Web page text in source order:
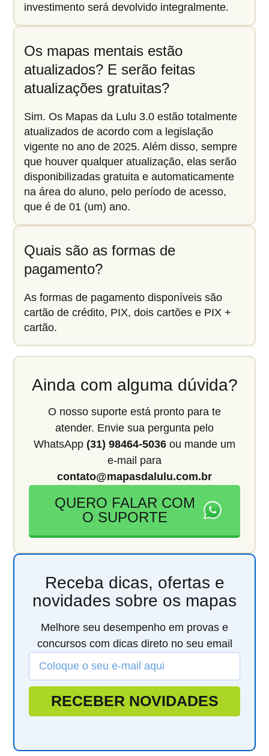
investimento será devolvido integralmente.
Os mapas mentais estão
atualizados? E serão feitas
atualizações gratuitas?
Sim. Os Mapas da Lulu 3.0 estão totalmente
atualizados de acordo com a legislação
vigente no ano de 2025. Além disso, sempre
que houver qualquer atualização, elas serão
disponibilizadas gratuita e automaticamente
na área do aluno, pelo período de acesso,
que é de 01 (um) ano.
Quais são as formas de
pagamento?
As formas de pagamento disponíveis são
cartão de crédito, PIX, dois cartões e PIX +
cartão.
Ainda com alguma dúvida?
O nosso suporte está pronto para te
atender. Envie sua pergunta pelo
WhatsApp (31) 98464-5036 ou mande um
e-mail para
contato@mapasdalulu.com.br
QUERO FALAR COM
O SUPORTE
Receba dicas, ofertas e
novidades sobre os mapas
Melhore seu desempenho em provas e
concursos com dicas direto no seu email
RECEBER NOVIDADES